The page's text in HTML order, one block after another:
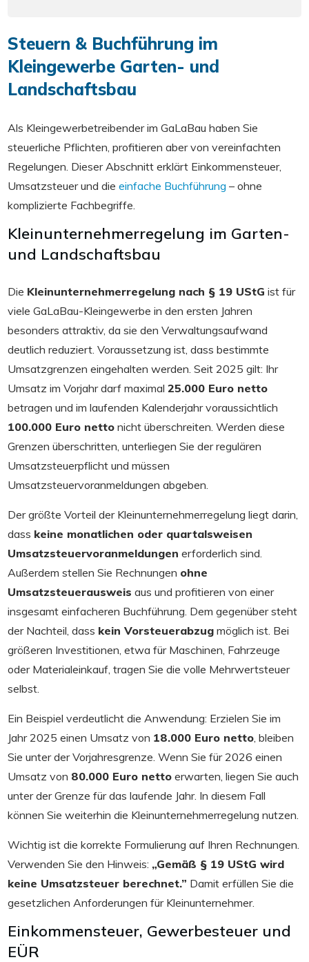
Steuern & Buchführung im
Kleingewerbe Garten- und
Landschaftsbau
Als Kleingewerbetreibender im GaLaBau haben Sie
steuerliche Pflichten, profitieren aber von vereinfachten
Regelungen. Dieser Abschnitt erklärt Einkommensteuer,
Umsatzsteuer und die einfache Buchführung – ohne
komplizierte Fachbegriffe.
Kleinunternehmerregelung im Garten-
und Landschaftsbau
Die Kleinunternehmerregelung nach § 19 UStG ist für
viele GaLaBau-Kleingewerbe in den ersten Jahren
besonders attraktiv, da sie den Verwaltungsaufwand
deutlich reduziert. Voraussetzung ist, dass bestimmte
Umsatzgrenzen eingehalten werden. Seit 2025 gilt: Ihr
Umsatz im Vorjahr darf maximal 25.000 Euro netto
betragen und im laufenden Kalenderjahr voraussichtlich
100.000 Euro netto nicht überschreiten. Werden diese
Grenzen überschritten, unterliegen Sie der regulären
Umsatzsteuerpflicht und müssen
Umsatzsteuervoranmeldungen abgeben.
Der größte Vorteil der Kleinunternehmerregelung liegt darin,
dass keine monatlichen oder quartalsweisen
Umsatzsteuervoranmeldungen erforderlich sind.
Außerdem stellen Sie Rechnungen ohne
Umsatzsteuerausweis aus und profitieren von einer
insgesamt einfacheren Buchführung. Dem gegenüber steht
der Nachteil, dass kein Vorsteuerabzug möglich ist. Bei
größeren Investitionen, etwa für Maschinen, Fahrzeuge
oder Materialeinkauf, tragen Sie die volle Mehrwertsteuer
selbst.
Ein Beispiel verdeutlicht die Anwendung: Erzielen Sie im
Jahr 2025 einen Umsatz von 18.000 Euro netto , bleiben
Sie unter der Vorjahresgrenze. Wenn Sie für 2026 einen
Umsatz von 80.000 Euro netto erwarten, liegen Sie auch
unter der Grenze für das laufende Jahr. In diesem Fall
können Sie weiterhin die Kleinunternehmerregelung nutzen.
Wichtig ist die korrekte Formulierung auf Ihren Rechnungen.
Verwenden Sie den Hinweis: „Gemäß § 19 UStG wird
keine Umsatzsteuer berechnet.” Damit erfüllen Sie die
gesetzlichen Anforderungen für Kleinunternehmer.
Einkommensteuer, Gewerbesteuer und
EÜR